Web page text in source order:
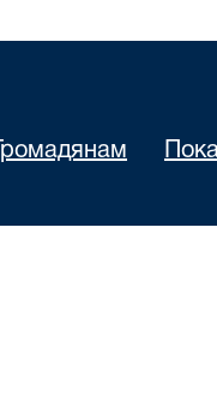
Громадянам